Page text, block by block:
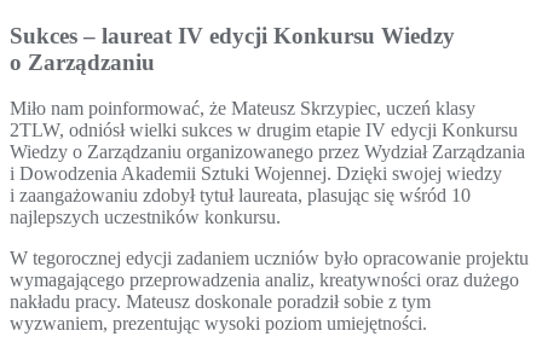
Sukces – laureat IV edycji Konkursu Wiedzy
o Zarządzaniu
Miło nam poinformować, że Mateusz Skrzypiec, uczeń klasy
2TLW, odniósł wielki sukces w drugim etapie IV edycji Konkursu
Wiedzy o Zarządzaniu organizowanego przez Wydział Zarządzania
i Dowodzenia Akademii Sztuki Wojennej. Dzięki swojej wiedzy
i zaangażowaniu zdobył tytuł laureata, plasując się wśród 10
najlepszych uczestników konkursu.
W tegorocznej edycji zadaniem uczniów było opracowanie projektu
wymagającego przeprowadzenia analiz, kreatywności oraz dużego
nakładu pracy. Mateusz doskonale poradził sobie z tym
wyzwaniem, prezentując wysoki poziom umiejętności.